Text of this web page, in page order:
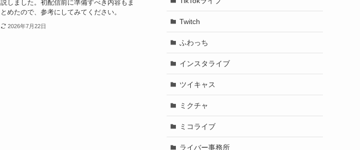
説しました。初配信前に準備すべき内容もま
とめたので、参考にしてみてください。
2026年7月22日
Twitch
ふわっち
インスタライブ
ツイキャス
ミクチャ
ミコライブ
ライバー事務所